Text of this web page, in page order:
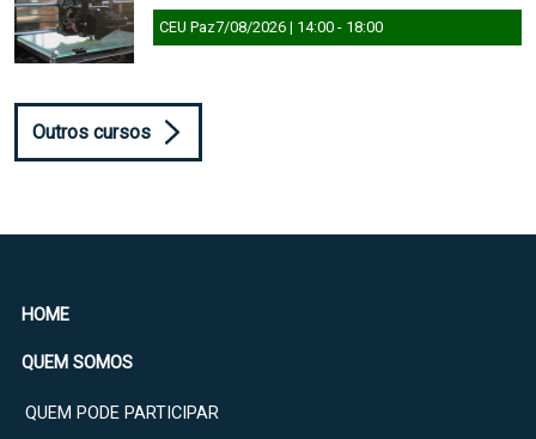
CEU Paz7/08/2026 | 14:00 - 18:00
Outros cursos
HOME
QUEM SOMOS
QUEM PODE PARTICIPAR